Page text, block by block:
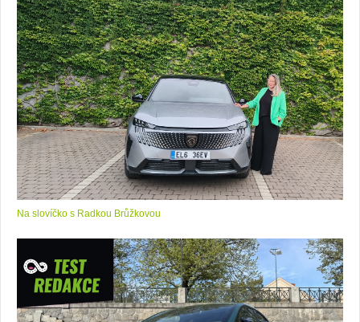
Na slovíčko s Radkou Brůžkovou